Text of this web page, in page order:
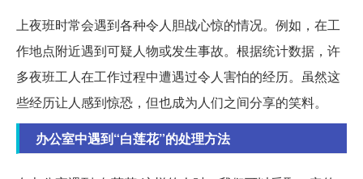
上夜班时常会遇到各种令人胆战心惊的情况。例如，在工
作地点附近遇到可疑人物或发生事故。根据统计数据，许
多夜班工人在工作过程中遭遇过令人害怕的经历。虽然这
些经历让人感到惊恐，但也成为人们之间分享的笑料。
办公室中遇到“白莲花”的处理方法